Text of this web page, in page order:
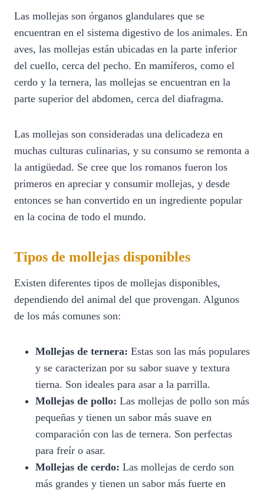
Las mollejas son órganos glandulares que se
encuentran en el sistema digestivo de los animales. En
aves, las mollejas están ubicadas en la parte inferior
del cuello, cerca del pecho. En mamíferos, como el
cerdo y la ternera, las mollejas se encuentran en la
parte superior del abdomen, cerca del diafragma.
Las mollejas son consideradas una delicadeza en
muchas culturas culinarias, y su consumo se remonta a
la antigüedad. Se cree que los romanos fueron los
primeros en apreciar y consumir mollejas, y desde
entonces se han convertido en un ingrediente popular
en la cocina de todo el mundo.
Tipos de mollejas disponibles
Existen diferentes tipos de mollejas disponibles,
dependiendo del animal del que provengan. Algunos
de los más comunes son:
Mollejas de ternera: Estas son las más populares
y se caracterizan por su sabor suave y textura
tierna. Son ideales para asar a la parrilla.
Mollejas de pollo: Las mollejas de pollo son más
pequeñas y tienen un sabor más suave en
comparación con las de ternera. Son perfectas
para freír o asar.
Mollejas de cerdo: Las mollejas de cerdo son
más grandes y tienen un sabor más fuerte en